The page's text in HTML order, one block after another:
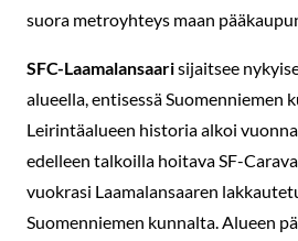
suora metroyhteys maan
SFC-Laamalansaarisijaitsee
alueella, entisessä Suomenniemen
Leirintäalueen historia alkoi
edelleen talkoilla hoitava SF-
vuokrasi Laamalansaaren
Suomenniemen kunnalta. Alueen